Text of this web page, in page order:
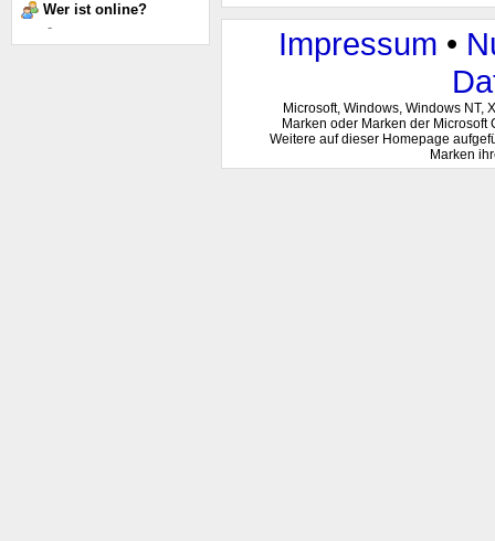
Wer ist online?
-
Impressum •
Microsoft, Windows, Windows NT,
Marken oder Marken der
Weitere auf dieser Homepage
Marken